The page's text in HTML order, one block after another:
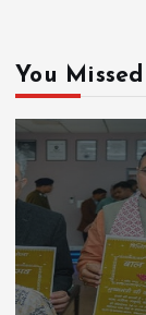
You Missed